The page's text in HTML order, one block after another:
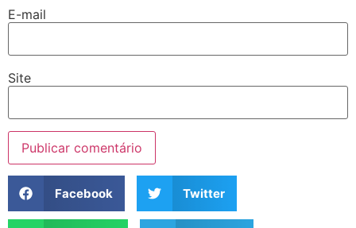
E-mail
Site
Facebook Twitter